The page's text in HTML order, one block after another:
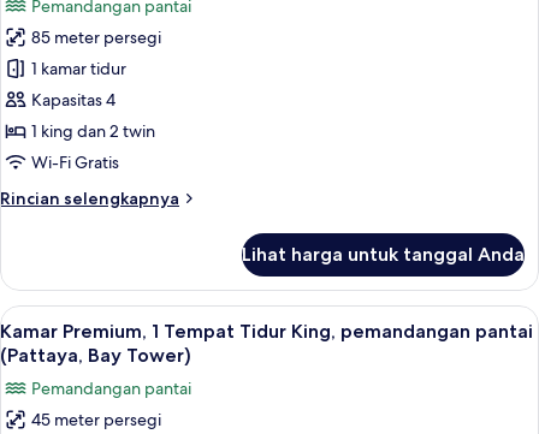
Tidur
Twin,
pemandangan
pantai
(Pattaya,
Bay
Tower)
foto
untuk
Suite
Keluarga,
2
kamar
(Bay
Pemandangan pantai
85 meter persegi
1 kamar tidur
Kapasitas 4
1 king dan 2 twin
Wi-Fi Gratis
Rincian selengkapnya
Rincian
Suite
Keluarga,
2
kamar
tidur
(Bay
Tower)
Lihat harga untuk tanggal Anda
Lihat
semua
foto
untuk
Kamar
Kamar Premium, 1 Tempat Tidur
3
Kamar Premium, 1 Tempat Tidur King, pemandangan pantai
(Pattaya, Bay Tower)
Pemandangan pantai
45 meter persegi